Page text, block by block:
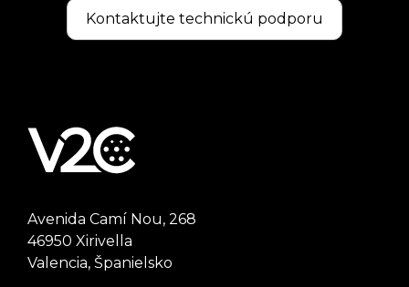
Kontaktujte technickú podporu
Avenida Camí Nou, 268
46950 Xirivella
Valencia, Španielsko